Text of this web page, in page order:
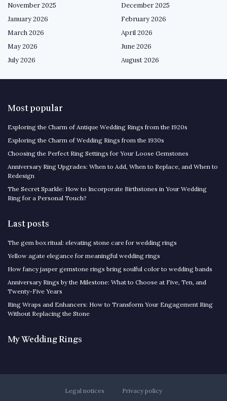
November 2025
December 2025
January 2026
February 2026
March 2026
April 2026
May 2026
June 2026
July 2026
August 2026
Most popular
Exploring the Charm of Antique Wedding Rings from the 1920s
Exploring the Charm of Wedding Rings from the 1930s
Choosing the Perfect Ring Settings for Your Loose Gemstones
Anniversary Ring Upgrades: When to Add, When to Replace, and When to
Redesign
The Secret Sparkle: How to Incorporate Birthstones in Your Wedding
Ring for a Personal Touch?
Last posts
The gem box ritual: elevating stone care for wedding rings
Yellow agate elegance for meaningful wedding rings
How fancy jasper gemstone rings bring soulful color to wedding bands
Anniversary Rings by the Milestone: What to Choose at Five, Ten, and
Twenty-Five Years
Ring Wraps and Enhancers: How to Transform Your Engagement Ring
Without Replacing the Stone
My Wedding Rings
Legal notices
Privacy policy